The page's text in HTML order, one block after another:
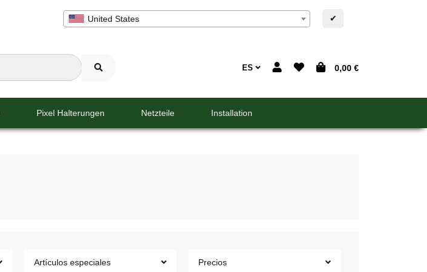
United States ✔
ES 0,00 €
Pixel Halterungen Netzteile Installation
Artículos especiales Precios